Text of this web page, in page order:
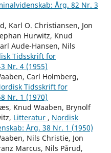
Årg. 82 Nr. 3
Karl O. Christiansen, Jon
Hurwitz, Knud
Aude-Hansen, Nils
Tidsskrift for
Nr. 4 (1955)
Carl Holmberg,
Tidsskrift for
Nr. 1 (1970)
Knud Waaben, Brynolf
Litteratur , Nordisk
Årg. 38 Nr. 1 (1950)
Nils Christie, Jon
Marcus, Nils Pårud,